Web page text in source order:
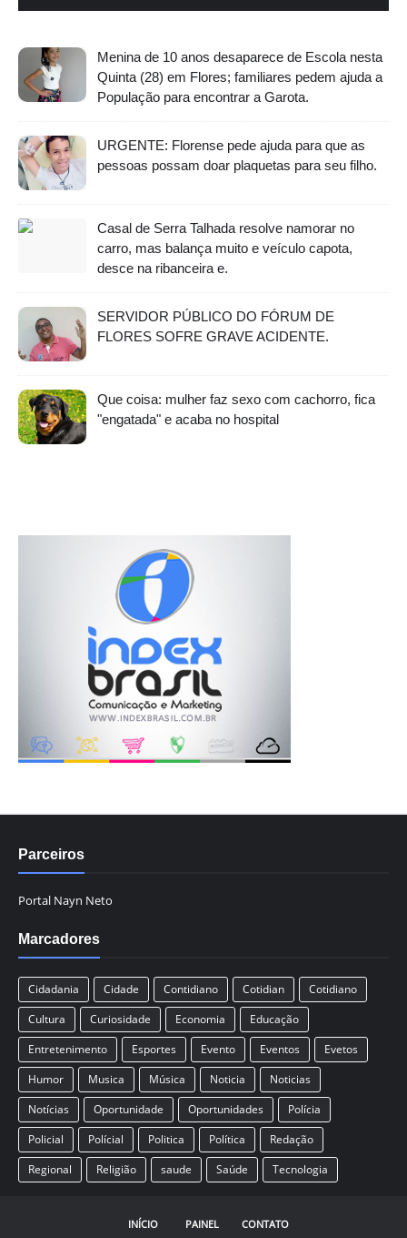
Menina de 10 anos desaparece de Escola nesta
Quinta (28) em Flores; familiares pedem ajuda a
População para encontrar a Garota.
URGENTE: Florense pede ajuda para que as
pessoas possam doar plaquetas para seu filho.
Casal de Serra Talhada resolve namorar no
carro, mas balança muito e veículo capota,
desce na ribanceira e.
SERVIDOR PÚBLICO DO FÓRUM DE
FLORES SOFRE GRAVE ACIDENTE.
Que coisa: mulher faz sexo com cachorro, fica
"engatada" e acaba no hospital
Parceiros
Portal Nayn Neto
Marcadores
Cidadania Cidade Contidiano Cotidian
Cotidiano
Cultura
Curiosidade Economia
Educação
Entretenimento
Esportes Evento Eventos
Evetos
Humor
Musica Música Noticia
Noticias
Notícias
Oportunidade Oportunidades
Polícia
Policial
Polícial Politica Política
Redação
Regional
Religião saude Saúde Tecnologia
INÍCIO PAINEL CONTATO